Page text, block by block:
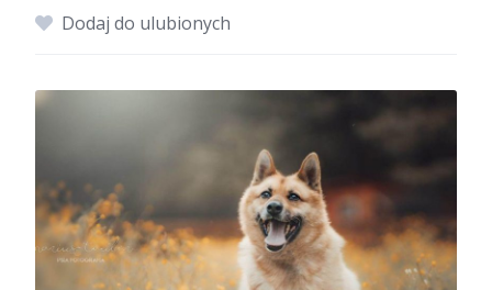
Dodaj do ulubionych